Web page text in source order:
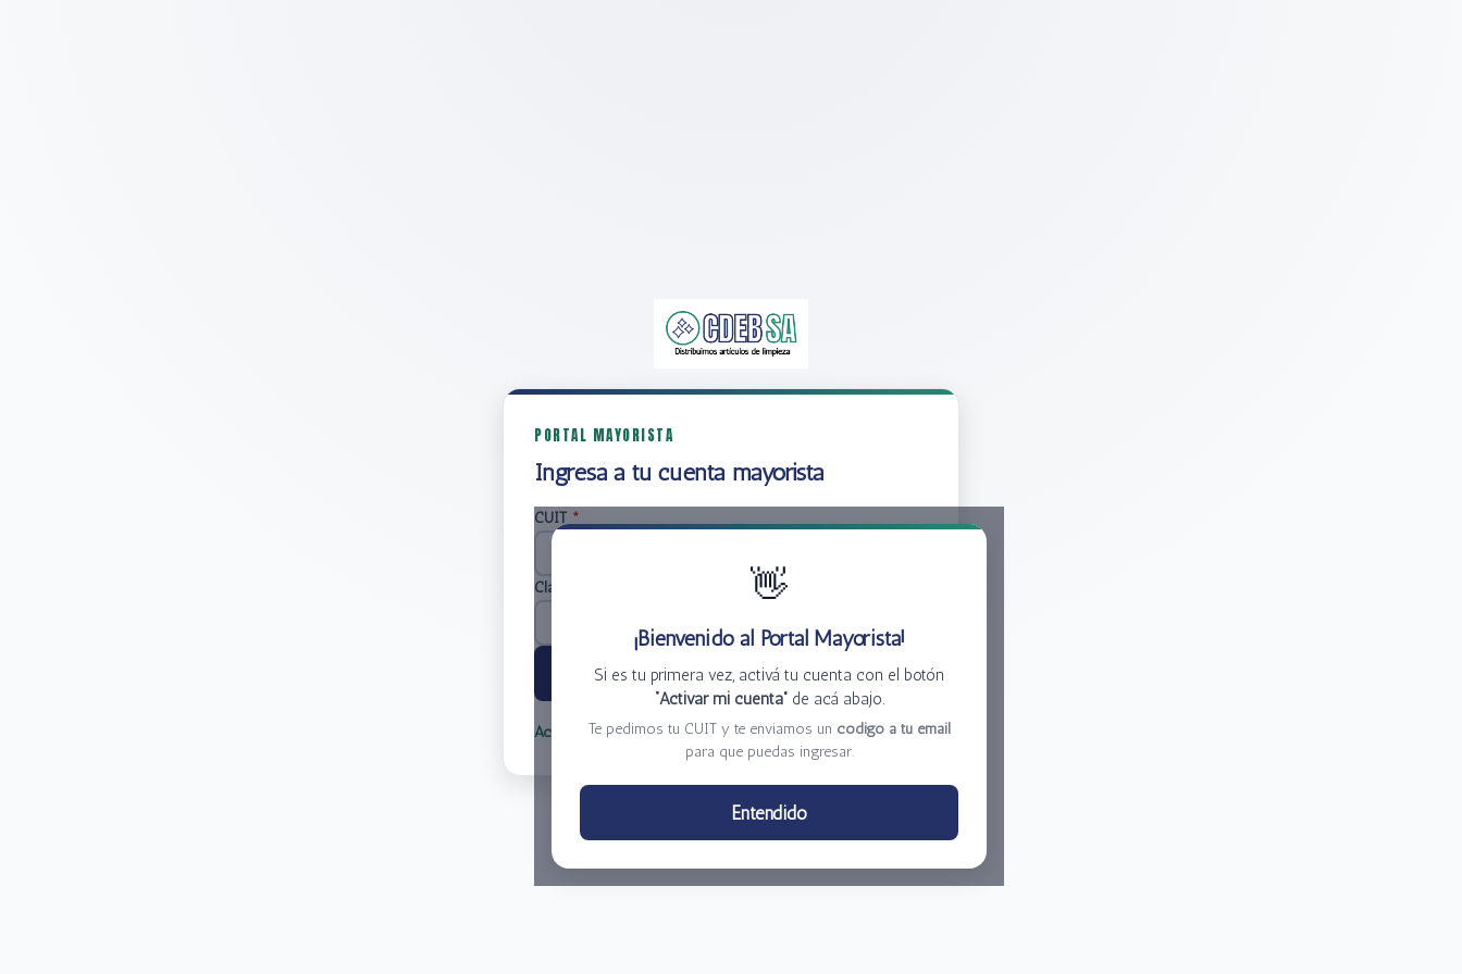
PORTAL MAYORISTA
Ingresá a tu cuenta mayorista
👋
¡Bienvenido al Portal Mayorista!
Si es tu primera vez, activá tu cuenta con el botón
“Activar mi cuenta”de acá abajo.
Te pedimos tu CUIT y te enviamos un código a tu email
para que puedas ingresar.
Entendido
CUIT *
Clave
Ingresar
Activar mi cuenta Olvidé mi clave
Centro de Distribución El Bacha S.A.